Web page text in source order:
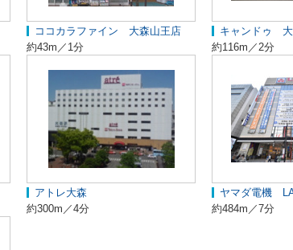
ココカラファイン 大森山王店
約43m／1分
キャンドゥ
約116m／2分
アトレ大森
約300m／4分
ヤマダ電機
約484m／7分